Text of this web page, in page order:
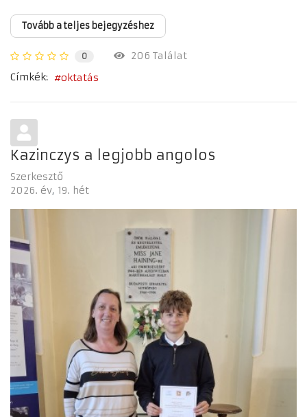
Tovább a teljes bejegyzéshez
0
206 Találat
Címkék:
oktatás
Kazinczys a legjobb angolos
Szerkesztő
2026. év 19. hét